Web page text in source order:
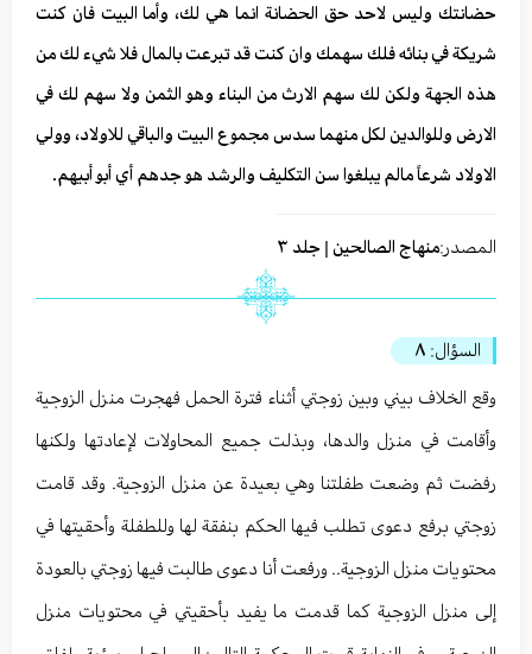
حضانتك وليس لاحد حق الحضانة انما هي لك، وأما البيت فان كنت
شريكة في بنائه فلك سهمك وان كنت قد تبرعت بالمال فلا شيء لك من
هذه الجهة ولكن لك سهم الارث من البناء وهو الثمن ولا سهم لك في
الارض وللوالدين لكل منهما سدس مجموع البيت والباقي للاولاد، وولي
الاولاد شرعاً مالم يبلغوا سن التكليف والرشد هو جدهم أي أبو أبيهم.
المصدر:منهاج الصالحين | جلد ٣
السؤال: ٨
وقع الخلاف بيني وبين زوجتي أثناء فترة الحمل فهجرت منزل الزوجية
وأقامت في منزل والدها، وبذلت جميع المحاولات لإعادتها ولكنها
رفضت ثم وضعت طفلتنا وهي بعيدة عن منزل الزوجية. وقد قامت
زوجتي برفع دعوى تطلب فيها الحكم بنفقة لها وللطفلة وأحقيتها في
محتويات منزل الزوجية.. ورفعت أنا دعوى طالبت فيها زوجتي بالعودة
إلى منزل الزوجية كما قدمت ما يفيد بأحقيتي في محتويات منزل